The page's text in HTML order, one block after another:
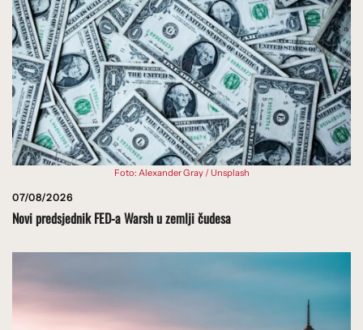
Foto: Alexander Gray / Unsplash
07/08/2026
Novi predsjednik FED-a Warsh u zemlji čudesa